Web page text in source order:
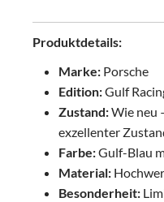
Produktdetails:
Marke: Porsche
Edition:Gulf
Zustand:Wie neu
exzellenter
Farbe:Gulf-Blau
Material:
Besonderheit: